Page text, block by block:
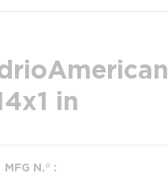
American
x 1 in
MFG N.°